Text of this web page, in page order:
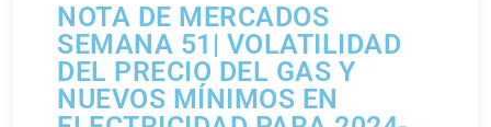
NOTA DE MERCADOS
SEMANA 51| VOLATILIDAD
DEL PRECIO DEL GAS Y
NUEVOS MÍNIMOS EN